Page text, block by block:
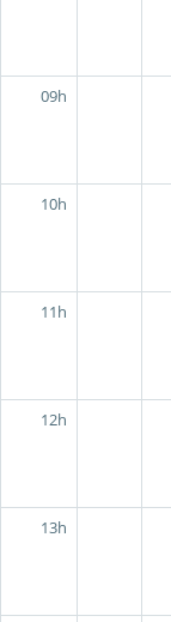
09h
10h
11h
12h
13h